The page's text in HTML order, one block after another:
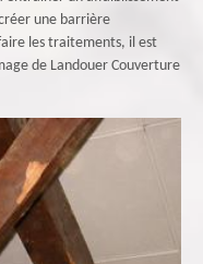
une barrière
les traitements, il est
de Landouer Couverture